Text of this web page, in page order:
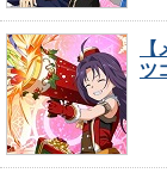
ツ